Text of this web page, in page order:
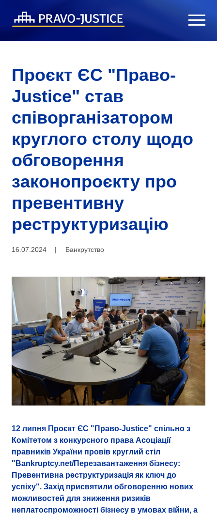
Проєкт ЄС "Право-
Justice" став
співорганізатором
круглого столу щодо
обговорення
законопроєкту про
превентивну
реструктуризацію
16.07.2024 | Банкрутство
12 липня Проєкт ЄС "Право-Justice" спільно з
Комітетом з конкурсного права Асоціації
правників України провів круглий стіл
"Bankruptcy.net/Перезавантаження бізнесу:
Превентивна реструктуризація як ключ до
успіху". Захід присвятили обговоренню нових
можливостей для зниження ризиків
неплатоспроможності бізнесу в умовах війни, а